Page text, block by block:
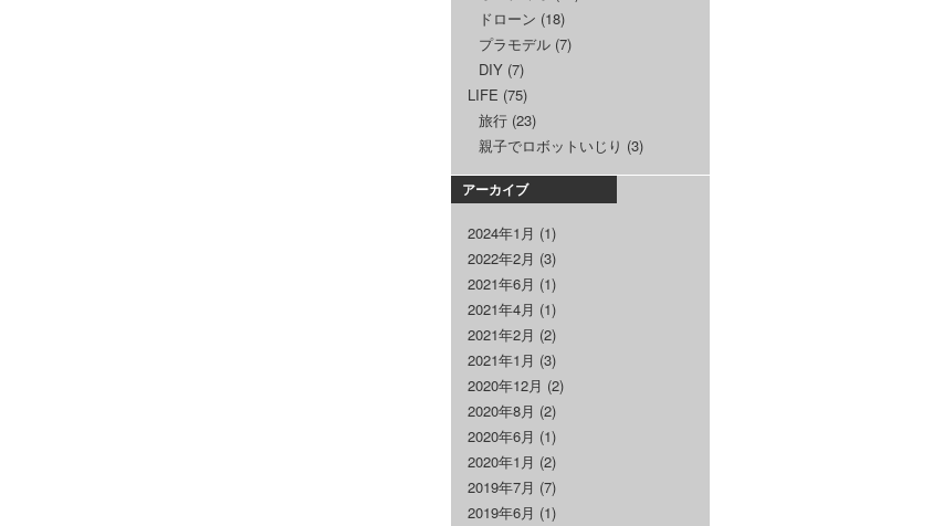
ドローン (18)
プラモデル (7)
DIY (7)
LIFE (75)
旅行 (23)
親子でロボットいじり (3)
アーカイブ
2024年1月 (1)
2022年2月 (3)
2021年6月 (1)
2021年4月 (1)
2021年2月 (2)
2021年1月 (3)
2020年12月 (2)
2020年8月 (2)
2020年6月 (1)
2020年1月 (2)
2019年7月 (7)
2019年6月 (1)